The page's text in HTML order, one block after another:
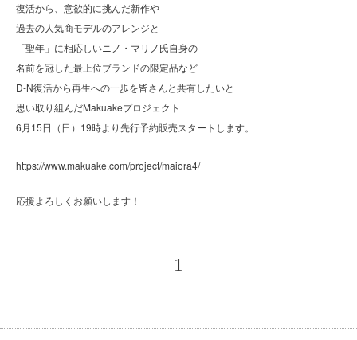
復活から、意欲的に挑んだ新作や
過去の人気商モデルのアレンジと
「聖年」に相応しいニノ・マリノ氏自身の
名前を冠した最上位ブランドの限定品など
D-N復活から再生への一歩を皆さんと共有したいと
思い取り組んだMakuakeプロジェクト
6月15日（日）19時より先行予約販売スタートします。
https://www.makuake.com/project/maiora4/
応援よろしくお願いします！
1